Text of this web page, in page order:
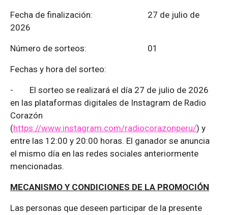
Fecha de finalización:
27 de julio de
2026
Número de sorteos: 01
Fechas y hora del sorteo:
- El sorteo se realizará el día 27 de julio de 2026
en las plataformas digitales de Instagram de Radio
Corazón
(https://www.instagram.com/radiocorazonperu/) y
entre las 12:00 y 20:00 horas. El ganador se anuncia
el mismo día en las redes sociales anteriormente
mencionadas.
MECANISMO Y CONDICIONES DE LA PROMOCIÓN
Las personas que deseen participar de la presente